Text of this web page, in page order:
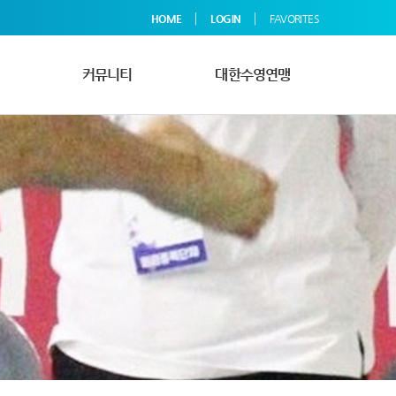
HOME | LOGIN | FAVORITES
커뮤니티 대한수영연맹